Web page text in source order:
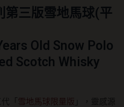
第三版雪地馬球(平
Old Snow Polo
Scotch Whisky
「 雪地馬球限量版 」，靈感源